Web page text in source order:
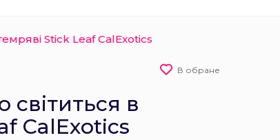
Stick Leaf CalExotics
В обране
світиться в
CalExotics